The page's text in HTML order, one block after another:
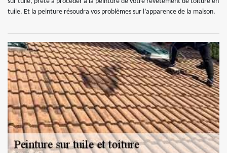
tuile. Et la peinture résoudra vos problèmes sur l’apparence de la maison.